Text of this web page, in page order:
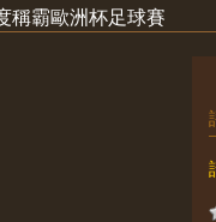
稱霸歐洲杯足球賽